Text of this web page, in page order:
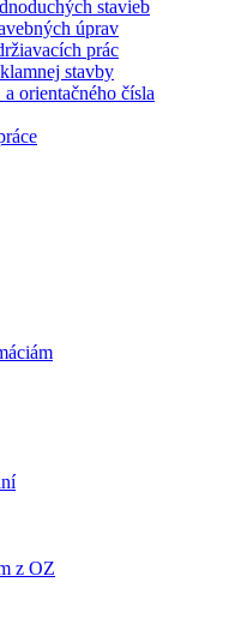
stavieb
úprav
prác
stavby
orientačného čísla
z OZ